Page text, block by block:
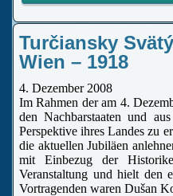
Turčiansky
Wien – 1918
4. Dezember 2008
Im Rahmen der am 4.
den Nachbarstaaten und
Perspektive ihres Landes zu
die aktuellen Jubiläen
mit Einbezug der
Veranstaltung und hielt den
Vortragenden waren Dušan